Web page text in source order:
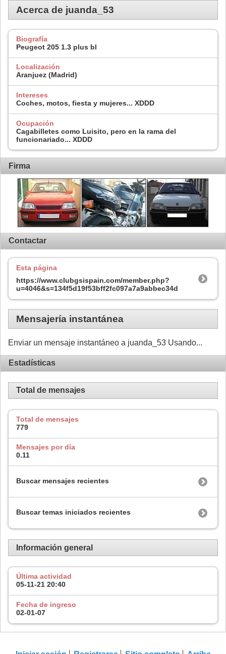
Acerca de juanda_53
Biografía
Peugeot 205 1.3 plus bl
Localización
Aranjuez (Madrid)
Intereses
Coches, motos, fiesta y mujeres... XDDD
Ocupación
Cagabilletes como Luisito, pero en la rama del
funcionariado... XDDD
Firma
Contactar
Esta página
https://www.clubgsispain.com/member.php?
u=4046&s=134f5d19f53bff2fc097a7a9abbec34d
Mensajería instantánea
Enviar un mensaje instantáneo a juanda_53 Usando...
Estadísticas
Total de mensajes
Total de mensajes
779
Mensajes por día
0.11
Buscar mensajes recientes
Buscar temas iniciados recientes
Información general
Última actividad
05-11-21 20:40
Fecha de ingreso
02-01-07